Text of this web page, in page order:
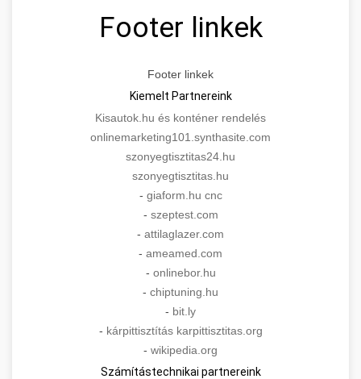
Footer linkek
Footer linkek
Kiemelt Partnereink
Kisautok.hu és konténer rendelés
onlinemarketing101.synthasite.com
szonyegtisztitas24.hu
szonyegtisztitas.hu
- giaform.hu cnc
- szeptest.com
- attilaglazer.com
- ameamed.com
- onlinebor.hu
- chiptuning.hu
- bit.ly
- kárpittisztítás karpittisztitas.org
- wikipedia.org
Számítástechnikai partnereink